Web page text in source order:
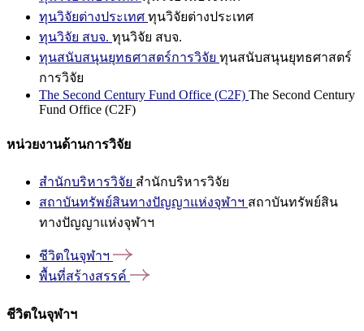
ทุนวิจัยต่างประเทศ ทุนวิจัยต่างประเทศ
ทุนวิจัย สบจ. ทุนวิจัย สบจ.
ทุนสนับสนุนยุทธศาสตร์การวิจัย ทุนสนับสนุนยุทธศาสตร์
การวิจัย
The Second Century Fund Office (C2F) The Second Century
Fund Office (C2F)
หน่วยงานด้านการวิจัย
สำนักบริหารวิจัย สำนักบริหารวิจัย
สถาบันทรัพย์สินทางปัญญาแห่งจุฬาฯ สถาบันทรัพย์สิน
ทางปัญญาแห่งจุฬาฯ
ชีวิตในจุฬาฯ
พื้นที่สร้างสรรค์
ชีวิตในจุฬาฯ